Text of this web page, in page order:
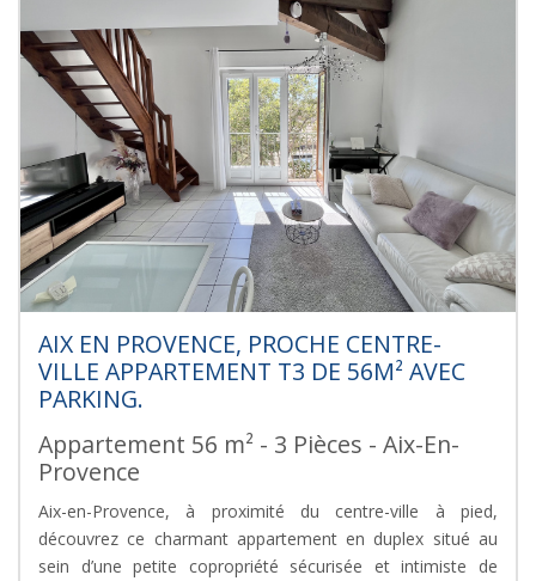
AIX EN PROVENCE, PROCHE CENTRE-
VILLE APPARTEMENT T3 DE 56M² AVEC
PARKING.
Appartement 56 m² - 3 Pièces - Aix-En-
Provence
Aix-en-Provence, à proximité du centre-ville à pied,
découvrez ce charmant appartement en duplex situé au
sein d’une petite copropriété sécurisée et intimiste de